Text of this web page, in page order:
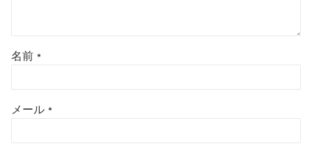
名前 *
メール *